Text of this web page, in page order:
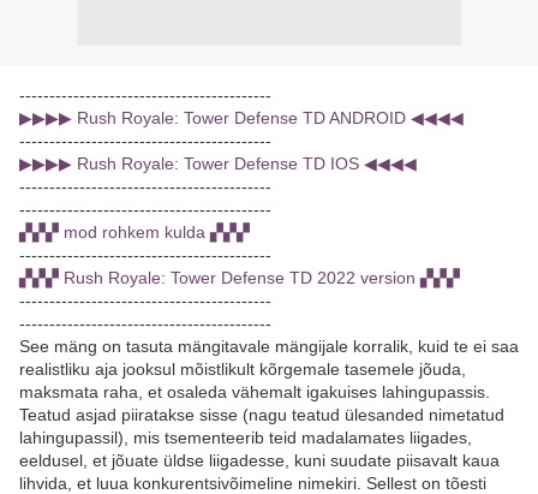
------------------------------------------
▶▶▶▶ Rush Royale: Tower Defense TD ANDROID ◀◀◀◀
------------------------------------------
▶▶▶▶ Rush Royale: Tower Defense TD IOS ◀◀◀◀
------------------------------------------
------------------------------------------
▞▞▞ mod rohkem kulda ▞▞▞
------------------------------------------
▞▞▞ Rush Royale: Tower Defense TD 2022 version ▞▞▞
------------------------------------------
------------------------------------------
See mäng on tasuta mängitavale mängijale korralik, kuid te ei saa
realistliku aja jooksul mõistlikult kõrgemale tasemele jõuda,
maksmata raha, et osaleda vähemalt igakuises lahingupassis.
Teatud asjad piiratakse sisse (nagu teatud ülesanded nimetatud
lahingupassil), mis tsementeerib teid madalamates liigades,
eeldusel, et jõuate üldse liigadesse, kuni suudate piisavalt kaua
lihvida, et luua konkurentsivõimeline nimekiri. Sellest on tõesti